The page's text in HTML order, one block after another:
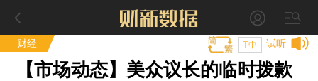
财经 试听
T中
【市场动态】美众议长的临时拨款